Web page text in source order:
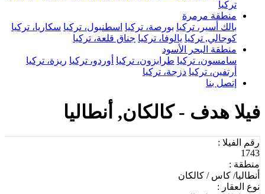
تركيا
منطقة مرمرة
بالك أسير، تركيا بورصة، تركيا اسطنبول، تركيا سكاريا، تركيا
كوجالي, تركيا يالوفا، تركيا جناق قلعة، تركيا
منطقة البحر الأسود
سامسون، تركيا طرابزون، تركيا أوردو، تركيا ريزة، تركيا
أرتفين، تركيا دزجة، تركيا
إتصل بنا
فيلا هدف - كالكان, أنطاليا
رقم الفيلا :
1743
منطقة :
أنطاليا/ كاس / كالكان
نوع العقار :